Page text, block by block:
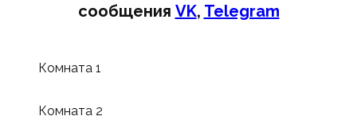
сообщения VK, Telegram
Комната 1
Комната 2